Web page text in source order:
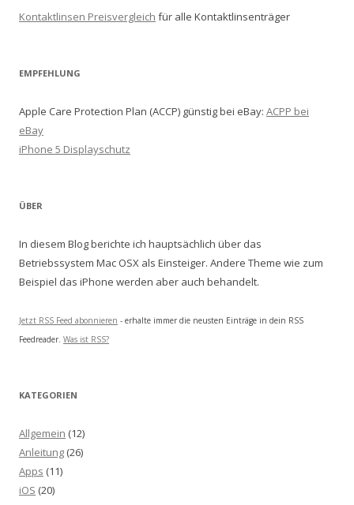
Kontaktlinsen Preisvergleich für alle Kontaktlinsenträger
EMPFEHLUNG
Apple Care Protection Plan (ACCP) günstig bei eBay: ACPP bei
eBay
iPhone 5 Displayschutz
ÜBER
In diesem Blog berichte ich hauptsächlich über das
Betriebssystem Mac OSX als Einsteiger. Andere Theme wie zum
Beispiel das iPhone werden aber auch behandelt.
Jetzt RSS Feed abonnieren - erhalte immer die neusten Einträge in dein RSS
Feedreader. Was ist RSS?
KATEGORIEN
Allgemein (12)
Anleitung (26)
Apps (11)
iOS (20)